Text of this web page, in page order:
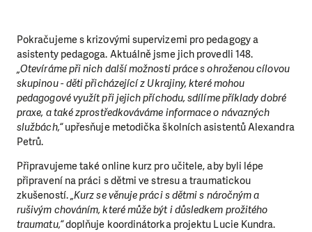
Pokračujeme s krizovými supervizemi pro pedagogy a
asistenty pedagoga. Aktuálně jsme jich provedli 148.
„Otevíráme při nich další možnosti práce s ohroženou cílovou
skupinou - děti přicházející z Ukrajiny, které mohou
pedagogové využít při jejich příchodu, sdílíme příklady dobré
praxe, a také zprostředkováváme informace o návazných
službách,“upřesňuje metodička školních asistentů Alexandra
Petrů.
Připravujeme také online kurz pro učitele, aby byli lépe
připravení na práci s dětmi ve stresu a traumatickou
zkušeností.„Kurz se věnuje práci s dětmi s náročným a
rušivým chováním, které může být i důsledkem prožitého
traumatu,“doplňuje koordinátorka projektu Lucie Kundra.